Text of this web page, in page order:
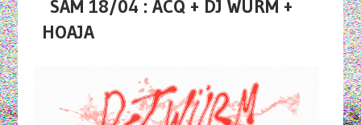
SAM 18/04 : ACQ + DJ WÜRM +
HOAJA